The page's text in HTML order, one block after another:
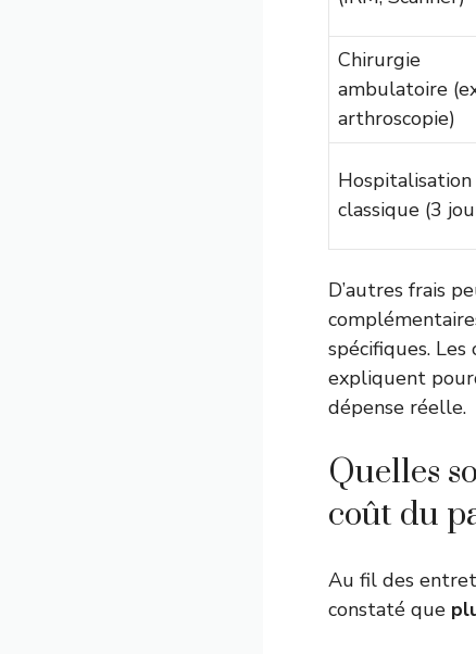
Chirurgie
ambulatoire
arthroscopie)
Hospitalisation
classique (3
D’autres frais
spécifiques.
expliquent
dépense réelle.
Quelles
coût du
Au fil des
constaté que